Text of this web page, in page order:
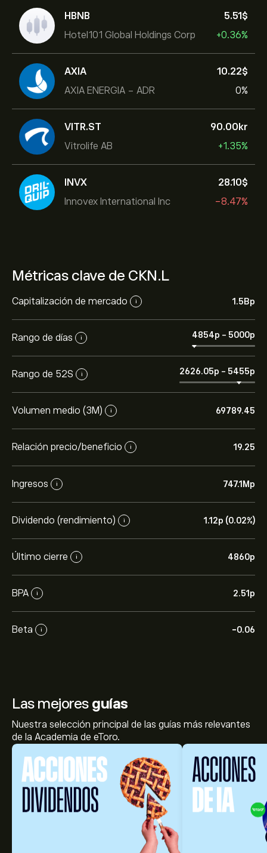
HBNB
Hotel101 Global Holdings Corp
5.51‎$‎
+0.36%
AXIA
AXIA ENERGIA - ADR
10.22‎$‎
0%
VITR.ST
Vitrolife AB
90.00‎kr‎
+1.35%
INVX
Innovex International Inc
28.10‎$‎
-8.47%
Métricas clave de CKN.L
Capitalización de mercado i 1.5B‎p‎
Rango de días i 4854‎p‎ - 5000‎p‎
Rango de 52S i 2626.05‎p‎ - 5455‎p‎
Volumen medio (3M) i 69789.45
Relación precio/beneficio i 19.25
Ingresos i 747.1M‎p‎
Dividendo (rendimiento) i 1.12‎p‎ (0.02%)
Último cierre i 4860‎p‎
BPA i 2.51‎p‎
Beta i -0.06
Las mejores guías
Nuestra selección principal de las guías más relevantes
de la Academia de eToro.